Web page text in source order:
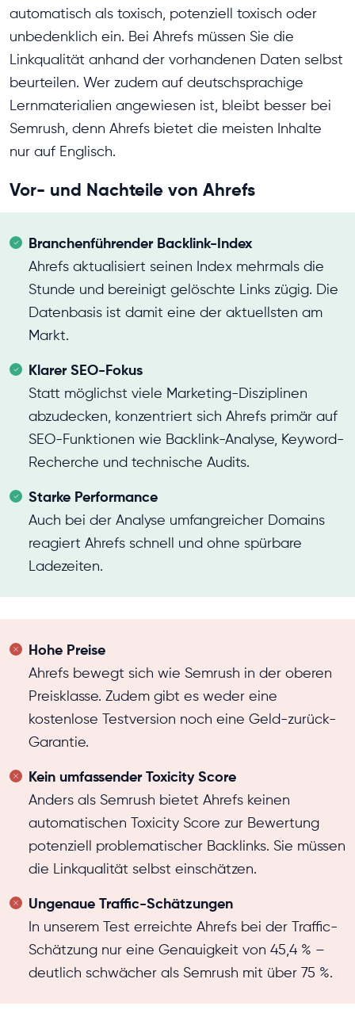
automatisch als toxisch, potenziell toxisch oder
unbedenklich ein. Bei Ahrefs müssen Sie die
Linkqualität anhand der vorhandenen Daten selbst
beurteilen. Wer zudem auf deutschsprachige
Lernmaterialien angewiesen ist, bleibt besser bei
Semrush, denn Ahrefs bietet die meisten Inhalte
nur auf Englisch.
Vor- und Nachteile von Ahrefs
Branchenführender Backlink-Index
Ahrefs aktualisiert seinen Index mehrmals die
Stunde und bereinigt gelöschte Links zügig. Die
Datenbasis ist damit eine der aktuellsten am
Markt.
Klarer SEO-Fokus
Statt möglichst viele Marketing-Disziplinen
abzudecken, konzentriert sich Ahrefs primär auf
SEO-Funktionen wie Backlink-Analyse, Keyword-
Recherche und technische Audits.
Starke Performance
Auch bei der Analyse umfangreicher Domains
reagiert Ahrefs schnell und ohne spürbare
Ladezeiten.
Hohe Preise
Ahrefs bewegt sich wie Semrush in der oberen
Preisklasse. Zudem gibt es weder eine
kostenlose Testversion noch eine Geld-zurück-
Garantie.
Kein umfassender Toxicity Score
Anders als Semrush bietet Ahrefs keinen
automatischen Toxicity Score zur Bewertung
potenziell problematischer Backlinks. Sie müssen
die Linkqualität selbst einschätzen.
Ungenaue Traffic-Schätzungen
In unserem Test erreichte Ahrefs bei der Traffic-
Schätzung nur eine Genauigkeit von 45,4 % –
deutlich schwächer als Semrush mit über 75 %.